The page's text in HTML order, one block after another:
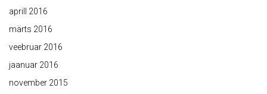
aprill 2016
märts 2016
veebruar 2016
jaanuar 2016
november 2015